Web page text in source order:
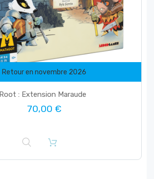
favorite_border
Retour en novembre 2026
Root : Extension Maraude
70,00 €